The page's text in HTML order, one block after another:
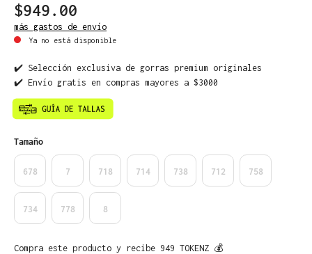
$949.00
más gastos de envío
Ya no está disponible
✔️ Selección exclusiva de gorras premium originales
✔️ Envío gratis en compras mayores a $3000
Seleccione
Tamaño
678 7 718 714 738 712 758
734 778 8
Compra este producto y recibe 949 TOKENZ 💰